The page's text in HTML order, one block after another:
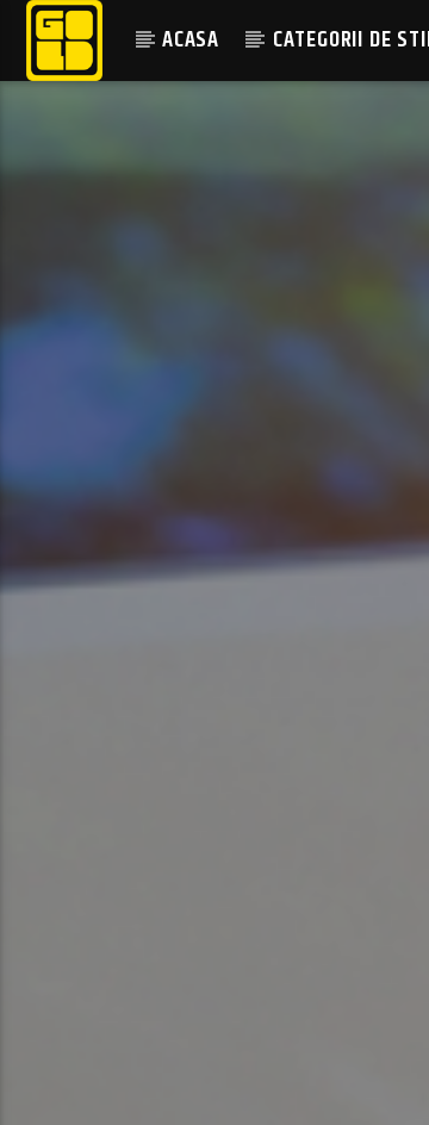
ACASA CATEGORII DE